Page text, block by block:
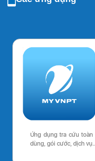
Ứng dụng tra cứu
dùng, gói cước, dịch